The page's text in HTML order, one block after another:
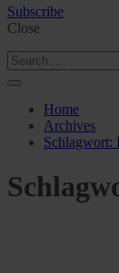
Subscribe
Close
Home
Archives
Schlagwort: